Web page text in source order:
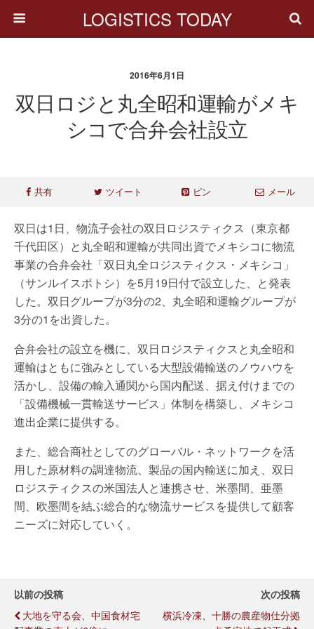
LOGISTICS TODAY
2016年6月1日
双日ロジと丸全昭和運輸がメキ
シコで合弁会社設立
共有 ツイート ピン メール
双日は1日、物流子会社の双日ロジスティクス（東京都
千代田区）と丸全昭和運輸が共同出資でメキシコに物流
事業の合弁会社「双日丸全ロジスティクス・メキシコ」
（サンルイスポトシ）を5月19日付で設立した、と発表
した。双日グループが3分の2、丸全昭和運輸グループが
3分の1を出資した。
合弁会社の設立を機に、双日ロジスティクスと丸全昭和
運輸はともに強みとしている大型設備輸送のノウハウを
活かし、設備の輸入通関から国内配送、据え付けまでの
「設備機械一貫輸送サービス」体制を構築し、メキシコ
進出企業に提供する。
また、総合商社としてのグローバル・ネットワークを活
用した原材料の調達物流、製品の国内輸送に加え、双日
ロジスティクスの米国法人と連携させ、米墨間、亜墨
間、欧墨間を結ぶ総合的な物流サービスを提供して顧客
ニーズに対応していく。
以前の投稿
大地を守る会、中国食材宅
次の投稿
横浜冷凍、十勝の農産物仕分拠